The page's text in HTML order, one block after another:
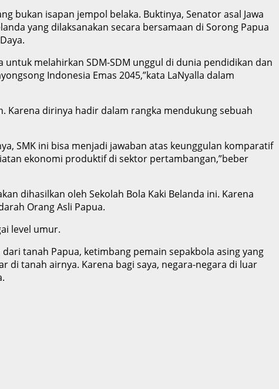
bukan isapan jempol belaka. Buktinya, Senator asal Jawa
yang dilaksanakan secara bersamaan di Sorong Papua
melahirkan SDM-SDM unggul di dunia pendidikan dan
Indonesia Emas 2045,”kata LaNyalla dalam
Karena dirinya hadir dalam rangka mendukung sebuah
SMK ini bisa menjadi jawaban atas keunggulan komparatif
ekonomi produktif di sektor pertambangan,”beber
dihasilkan oleh Sekolah Bola Kaki Belanda ini. Karena
Orang Asli Papua.
level umur.
tanah Papua, ketimbang pemain sepakbola asing yang
di tanah airnya. Karena bagi saya, negara-negara di luar